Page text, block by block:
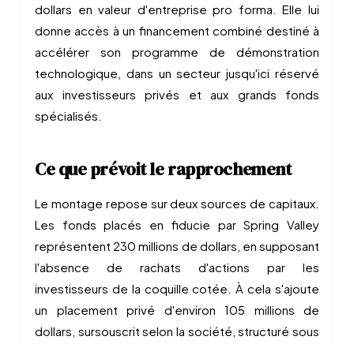
dollars en valeur d'entreprise pro forma. Elle lui
donne accès à un financement combiné destiné à
accélérer son programme de démonstration
technologique, dans un secteur jusqu'ici réservé
aux investisseurs privés et aux grands fonds
spécialisés.
Ce que prévoit le rapprochement
Le montage repose sur deux sources de capitaux.
Les fonds placés en fiducie par Spring Valley
représentent 230 millions de dollars, en supposant
l'absence de rachats d'actions par les
investisseurs de la coquille cotée. À cela s'ajoute
un placement privé d'environ 105 millions de
dollars, sursouscrit selon la société, structuré sous